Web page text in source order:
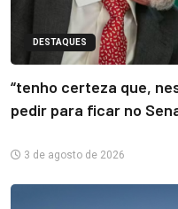
DESTAQUES
“tenho certeza que,
pedir para ficar no
3 de agosto de 2026